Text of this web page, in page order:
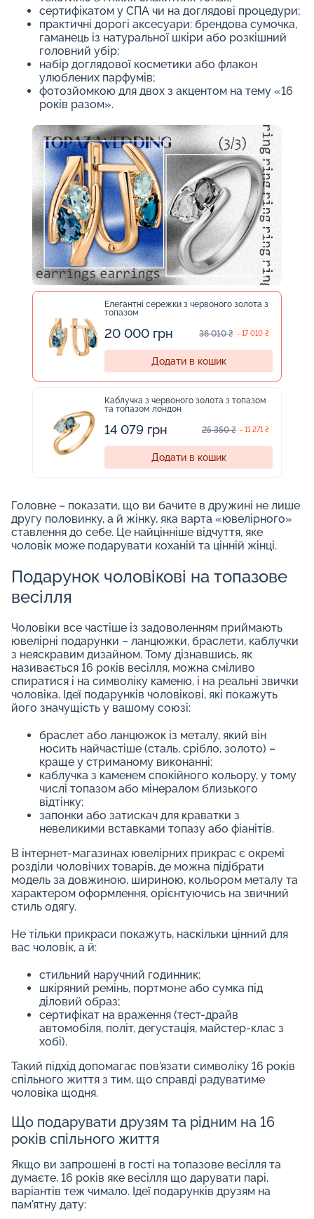
сертифікатом у СПА чи на доглядові процедури;
практичні дорогі аксесуари: брендова сумочка,
гаманець із натуральної шкіри або розкішний
головний убір;
набір доглядової косметики або флакон
улюблених парфумів;
фотозйомкою для двох з акцентом на тему «16
років разом».
Елегантні сережки з червоного золота з
топазом
20 000 грн 36 010 ₴ - 17 010 ₴
Додати в кошик
Каблучка з червоного золота з топазом
та топазом лондон
14 079 грн 25 350 ₴ - 11 271 ₴
Додати в кошик
Головне – показати, що ви бачите в дружині не лише
другу половинку, а й жінку, яка варта «ювелірного»
ставлення до себе. Це найцінніше відчуття, яке
чоловік може подарувати коханій та цінній жінці.
Подарунок чоловікові на топазове
весілля
Чоловіки все частіше із задоволенням приймають
ювелірні подарунки – ланцюжки, браслети, каблучки
з неяскравим дизайном. Тому дізнавшись, як
називається 16 років весілля, можна сміливо
спиратися і на символіку каменю, і на реальні звички
чоловіка. Ідеї ​​подарунків чоловікові, які покажуть
його значущість у вашому союзі:
браслет або ланцюжок із металу, який він
носить найчастіше (сталь, срібло, золото) –
краще у стриманому виконанні;
каблучка з каменем спокійного кольору, у тому
числі топазом або мінералом близького
відтінку;
запонки або затискач для краватки з
невеликими вставками топазу або фіанітів.
В інтернет-магазинах ювелірних прикрас є окремі
розділи чоловічих товарів, де можна підібрати
модель за довжиною, шириною, кольором металу та
характером оформлення, орієнтуючись на звичний
стиль одягу.
Не тільки прикраси покажуть, наскільки цінний для
вас чоловік, а й:
стильний наручний годинник;
шкіряний ремінь, портмоне або сумка під
діловий образ;
сертифікат на враження (тест-драйв
автомобіля, політ, дегустація, майстер-клас з
хобі).
Такий підхід допомагає пов'язати символіку 16 років
спільного життя з тим, що справді радуватиме
чоловіка щодня.
Що подарувати друзям та рідним на 16
років спільного життя
Якщо ви запрошені в гості на топазове весілля та
думаєте, 16 років яке весілля що дарувати парі,
варіантів теж чимало. Ідеї ​​подарунків друзям на
пам'ятну дату: